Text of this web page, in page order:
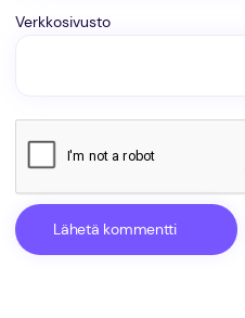
Verkkosivusto